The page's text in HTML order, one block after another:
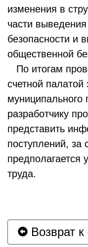
изменения в
части
безопасности и
общественной
По итогам
счетной палатой
муниципального
разработчику
представить
поступлений, за
предполагается
труда.
Возврат к